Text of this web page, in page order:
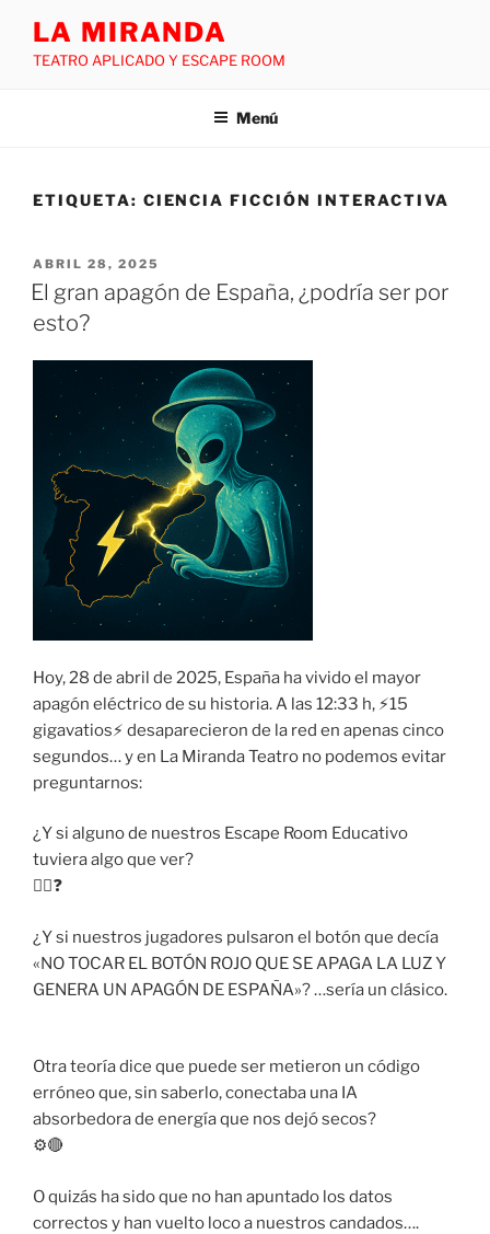
LA MIRANDA
TEATRO APLICADO Y ESCAPE ROOM
Menú
ETIQUETA: CIENCIA FICCIÓN INTERACTIVA
ABRIL 28, 2025
El gran apagón de España, ¿podría ser por
esto?
Hoy, 28 de abril de 2025, España ha vivido el mayor
apagón eléctrico de su historia. A las 12:33 h, ⚡15
gigavatios⚡ desaparecieron de la red en apenas cinco
segundos… y en La Miranda Teatro no podemos evitar
preguntarnos:
¿Y si alguno de nuestros Escape Room Educativo
tuviera algo que ver?
🕵️‍♂️❓
¿Y si nuestros jugadores pulsaron el botón que decía
«NO TOCAR EL BOTÓN ROJO QUE SE APAGA LA LUZ Y
GENERA UN APAGÓN DE ESPAÑA»? …sería un clásico.
Otra teoría dice que puede ser metieron un código
erróneo que, sin saberlo, conectaba una IA
absorbedora de energía que nos dejó secos?
⚙️🔴
O quizás ha sido que no han apuntado los datos
correctos y han vuelto loco a nuestros candados….